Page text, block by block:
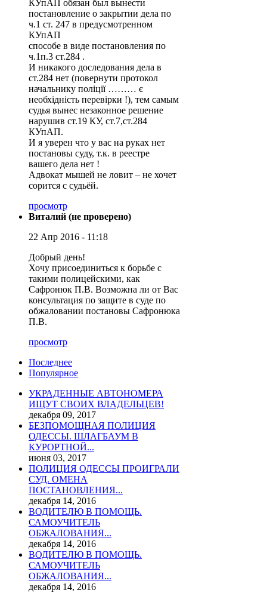
КУпАП обязан был вынести
постановление о закрытии дела по
ч.1 ст. 247 в предусмотренном
КУпАП
способе в виде постановления по
ч.1п.3 ст.284 .
И никакого доследования дела в
ст.284 нет (повернути протокол
начальнику поліції ……… є
необхідність перевірки !), тем самым
судья вынес незаконное решение
нарушив ст.19 КУ, ст.7,ст.284
КУпАП.
И я уверен что у вас на руках нет
постановы суду, т.к. в реестре
вашего дела нет !
Адвокат мышей не ловит – не хочет
сорится с судьёй.
просмотр
Виталий (не проверено)
22 Апр 2016 - 11:18
Добрый день!
Хочу присоединиться к борьбе с
такими полицейскими, как
Сафронюк П.В. Возможна ли от Вас
консультация по защите в суде по
обжаловании постановы Сафронюка
П.В.
просмотр
Последнее
Популярное
УКРАДЕННЫЕ АВТОНОМЕРА
ИЩУТ СВОИХ ВЛАДЕЛЬЦЕВ!
декабря 09, 2017
БЕЗПОМОЩНАЯ ПОЛИЦИЯ
ОДЕССЫ. ШЛАГБАУМ В
КУРОРТНОЙ...
июня 03, 2017
ПОЛИЦИЯ ОДЕССЫ ПРОИГРАЛИ
СУД. ОМЕНА
ПОСТАНОВЛЕНИЯ...
декабря 14, 2016
ВОДИТЕЛЮ В ПОМОЩЬ.
САМОУЧИТЕЛЬ
ОБЖАЛОВАНИЯ...
декабря 14, 2016
ВОДИТЕЛЮ В ПОМОЩЬ.
САМОУЧИТЕЛЬ
ОБЖАЛОВАНИЯ...
декабря 14, 2016